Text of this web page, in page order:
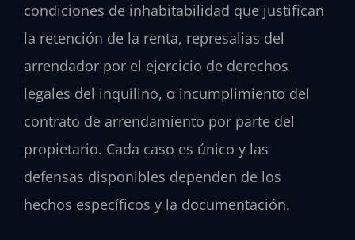
condiciones de inhabitabilidad que justifican
la retención de la renta, represalias del
arrendador por el ejercicio de derechos
legales del inquilino, o incumplimiento del
contrato de arrendamiento por parte del
propietario. Cada caso es único y las
defensas disponibles dependen de los
hechos específicos y la documentación.